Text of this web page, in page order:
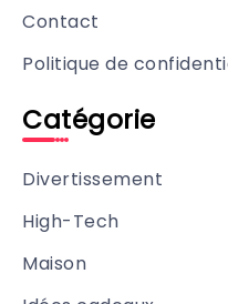
Contact
Politique de
Catégorie
Divertissement
High-Tech
Maison